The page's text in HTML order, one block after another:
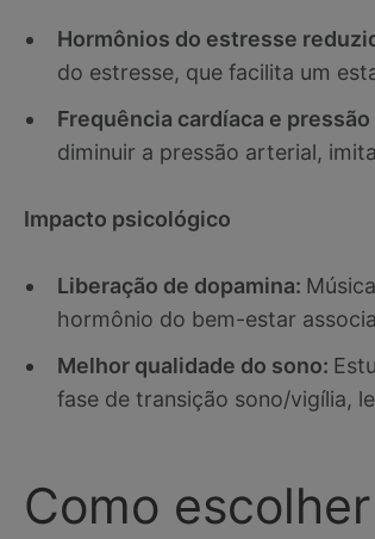
Hormônios do estresse
do estresse, que facilita um
Frequência cardíaca e
diminuir a pressão arterial,
Impacto psicológico
Liberação de dopamina:
hormônio do bem-estar
Melhor qualidade do sono:
fase de transição sono/vigília,
Como